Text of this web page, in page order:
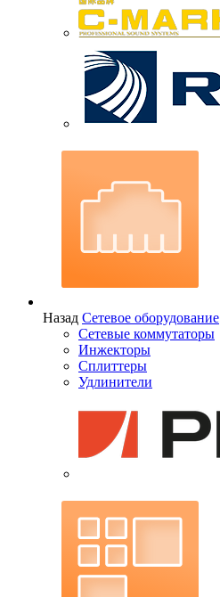
Назад Сетевое оборудование
Сетевые коммутаторы
Инжекторы
Сплиттеры
Удлинители